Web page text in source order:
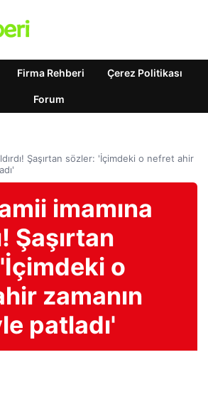
Firma Rehberi Çerez Politikası
Forum
Şaşırtan sözler: 'İçimdeki o nefret ahir
imamına
Şaşırtan
o
zamanın
patladı'